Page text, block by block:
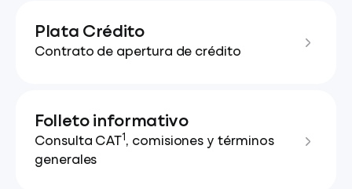
Plata Crédito
Contrato de apertura de crédito
Folleto informativo
Consulta CAT 1 , comisiones y términos
generales